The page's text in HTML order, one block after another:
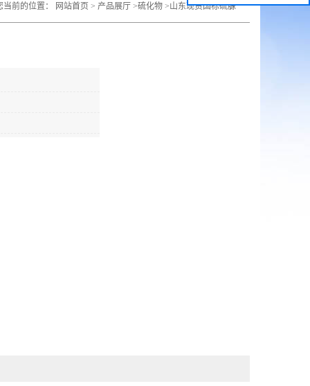
当前的位置： 网站首页 > 产品展厅 >硫化物 >山东现货国标硫脲